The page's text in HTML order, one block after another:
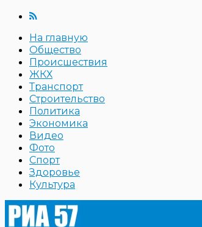
На главную
Общество
Происшествия
ЖКХ
Транспорт
Строительство
Политика
Экономика
Видео
Фото
Спорт
Здоровье
Культура